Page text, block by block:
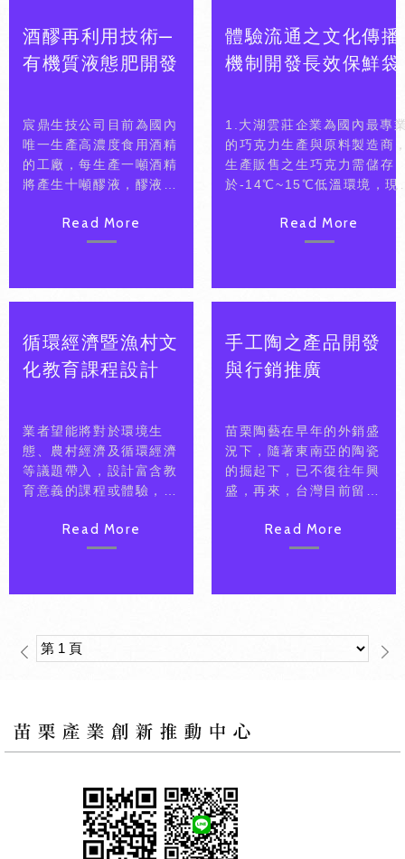
酒醪再利用技術—
有機質液態肥開發
宸鼎生技公司目前為國內
唯一生產高濃度食用酒精
的工廠，每生產一噸酒精
將產生十噸醪液，醪液當
種氨基酸。若直接排放會
造成環境汙染，更是一種
計法等，進行醪液與有機
氮、磷、鉀添加比例之條
配，以了解對農作物的影
響等研究。藉以驗證酒醪
值。
Read More
體驗流通之文化傳播
機制開發長效保鮮袋
1.大湖雲莊企業為國內最專
的巧克力生產與原料製造商
生產販售之生巧克力需儲存
於-14℃~15℃低溫環境，現
溫2.5小時，本計畫研發低成
本長時效保鮮袋，保鮮袋外
品牌形象。 2.開發保冷效果
(內
層
，保溫袋外觀結合園區巧克
提升產品銷量。
Read More
循環經濟暨漁村文
化教育課程設計
業者望能將對於環境生
態、農村經濟及循環經濟
等議題帶入，設計富含教
育意義的課程或體驗，配
活動舉行，以作為打造海
洋生態及綠能永續的教育
Read More
手工陶之產品開發
與行銷推廣
苗栗陶藝在早年的外銷盛
況下，隨著東南亞的陶瓷
的掘起下，已不復往年興
盛，再來，台灣目前留存
坏為主的個性化及高單價
的茶具，但這些高單價商
中，並將其定為為隨身飾
Read More